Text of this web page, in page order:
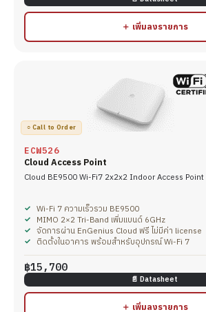
＋ เพิ่มลงรายการ
○ Call to Order
ECW526
Cloud Access Point
Cloud BE9500 Wi-Fi7 2x2x2 Indoor Access Point
Wi-Fi 7 ความเร็วรวม BE9500
MIMO 2×2 Tri-Band เพิ่มแบนด์ 6GHz
จัดการผ่าน EnGenius Cloud ฟรี ไม่มีค่า license
ติดตั้งในอาคาร พร้อมสำหรับอุปกรณ์ Wi-Fi 7
฿15,700
📄 Datasheet
＋ เพิ่มลงรายการ